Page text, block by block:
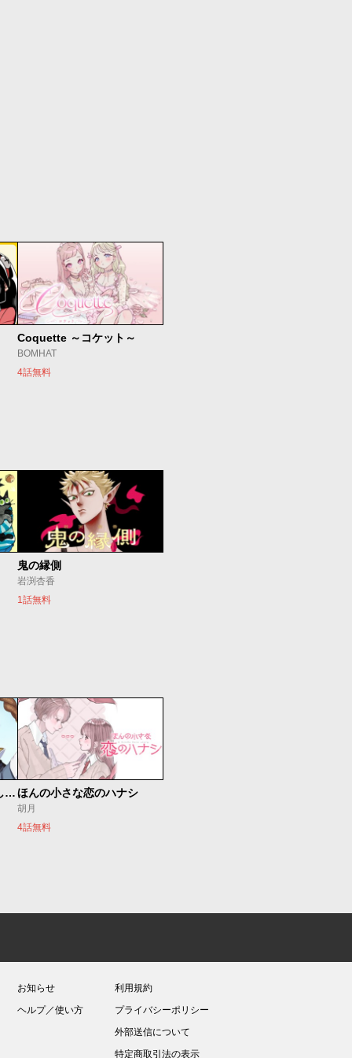
Coquette ～コケット～
BOMHAT
4話無料
鬼の縁側
岩渕杏香
1話無料
世界最強の魔女、始めました ～私だけ『攻略サイト』を見れる世界で自由に生きます～ほんの小さな恋のハナシ
胡月
4話無料
お知らせ
ヘルプ／使い方
利用規約
プライバシーポリシー
外部送信について
特定商取引法の表示